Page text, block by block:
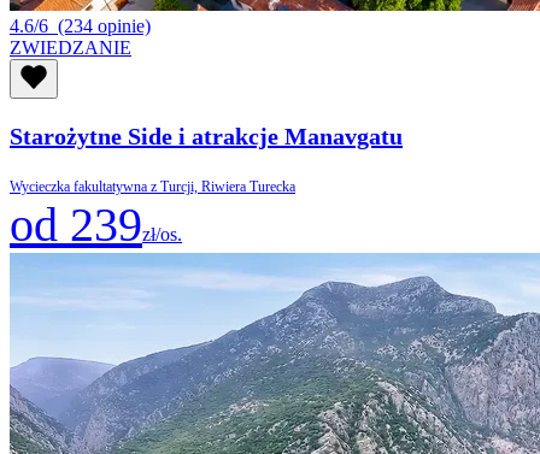
4.6/6 (234 opinie)
ZWIEDZANIE
Starożytne Side i atrakcje Manavgatu
Wycieczka fakultatywna z Turcji, Riwiera Turecka
od 239zł/os.